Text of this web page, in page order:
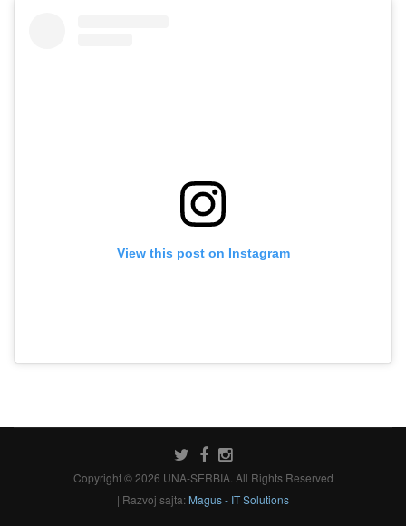
View this post on Instagram
Copyright © 2026 UNA-SERBIA. All Rights Reserved
| Razvoj sajta: Magus - IT Solutions